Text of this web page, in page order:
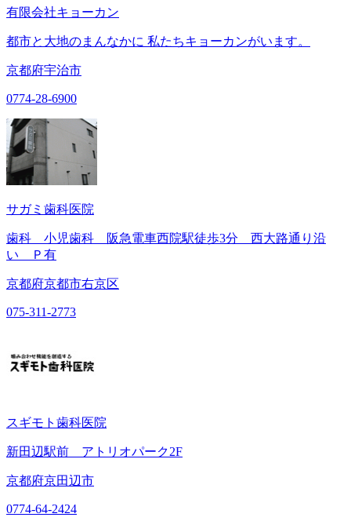
有限会社キョーカン
都市と大地のまんなかに 私たちキョーカンがいます。
京都府宇治市
0774-28-6900
サガミ歯科医院
歯科 小児歯科 阪急電車西院駅徒歩3分 西大路通り沿
い Ｐ有
京都府京都市右京区
075-311-2773
スギモト歯科医院
新田辺駅前 アトリオパーク2F
京都府京田辺市
0774-64-2424